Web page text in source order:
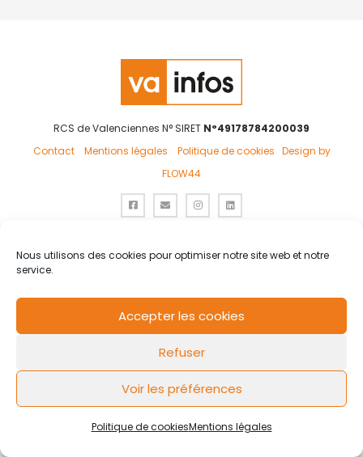
Nous utilisons des cookies pour optimiser notre site web et notre
service.
Accepter les cookies
Refuser
Voir les préférences
Politique de cookiesMentions légales
RCS de Valenciennes N° SIRET N°49178784200039
Contact
Mentions légales Politique de cookies Design by
FLOW44